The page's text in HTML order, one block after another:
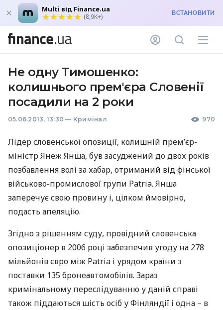
Multi від Finance.ua
(8,9K+) ВСТАНОВИТИ
Не одну Тимошенко:
колишнього прем'єра Словенії
посадили на 2 роки
05.06.2013, 13:30 — Кримінал 970
Лідер словенської опозиції, колишній прем’єр-
міністр Янеж Янша, був засуджений до двох років
позбавлення волі за хабар, отриманий від фінської
військово-промислової групи Patria. Янша
заперечує свою провину і, цілком ймовірно,
подасть апеляцію.
Згідно з рішенням суду, провідний словенська
опозиціонер в 2006 році забезпечив угоду на 278
мільйонів євро між Patria і урядом країни з
поставки 135 бронеавтомобілів. Зараз
кримінальному переслідуванню у даній справі
також піддаються шість осіб у Фінляндії і одна – в